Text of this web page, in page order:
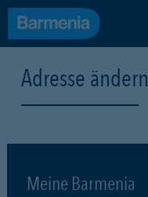
Adresse ändern
Meine Barmenia